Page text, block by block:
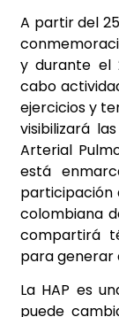
A partir del
y durante el
cabo
ejercicios y
visibilizará
Arterial
está
participación
colombiana
compartirá
para generar
La HAP es
puede